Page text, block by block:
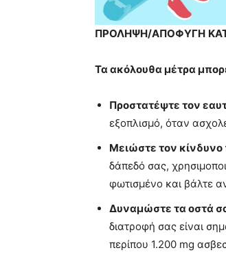
ΠΡΟΛΗΨΗ/ΑΠΟΦΥΓΗ
Τα ακόλουθα μέτρα
Προστατέψτε τον
εξοπλισμό, όταν
Μειώστε τον
δάπεδό σας,
φωτισμένο και βάλτε
Δυναμώστε τα οστά
διατροφή σας είναι
περίπου 1.200 mg